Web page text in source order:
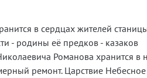
в сердцах жителей
- родины её предков - казаков
Романова хранится в
ремонт. Царствие